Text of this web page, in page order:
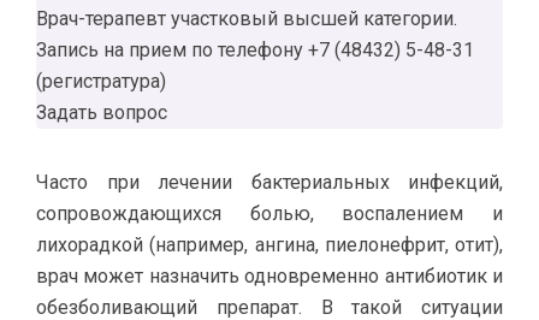
Врач-терапевт участковый высшей категории.
Запись на прием по телефону +7 (48432) 5-48-31
(регистратура)
Задать вопрос
Часто при лечении бактериальных инфекций,
сопровождающихся болью, воспалением и
лихорадкой (например, ангина, пиелонефрит, отит),
врач может назначить одновременно антибиотик и
обезболивающий препарат. В такой ситуации